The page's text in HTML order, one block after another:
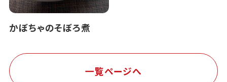
かぼちゃのそぼろ煮
一覧ページへ